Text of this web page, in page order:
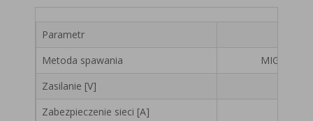
Parametr
Metoda spawania
MIG/MAG
Zasilanie [V]
Zabezpieczenie sieci [A]